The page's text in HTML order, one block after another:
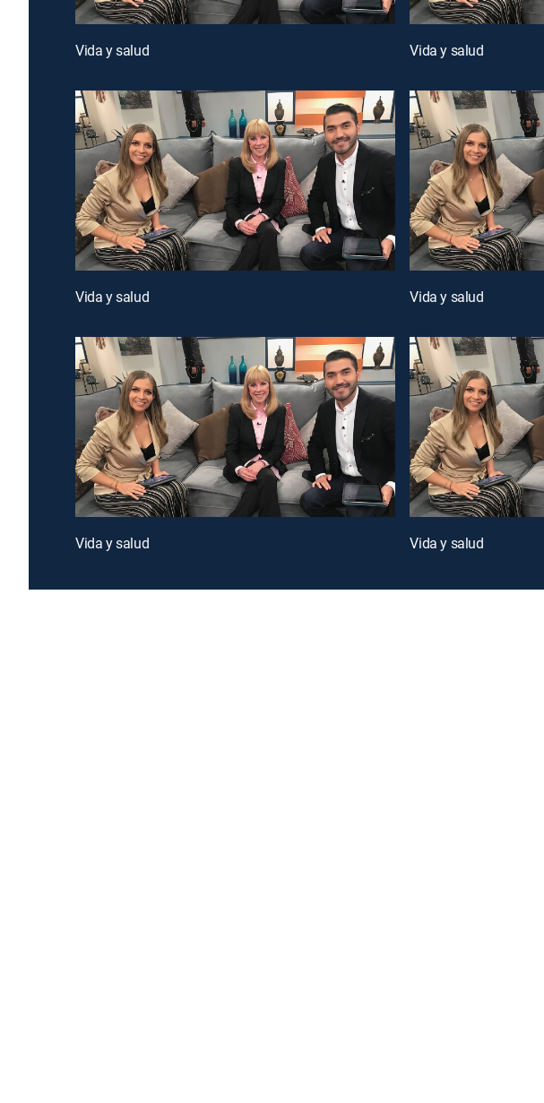
Vida y salud Vida y salud
Vida y salud Vida y salud
Vida y salud Vida y salud